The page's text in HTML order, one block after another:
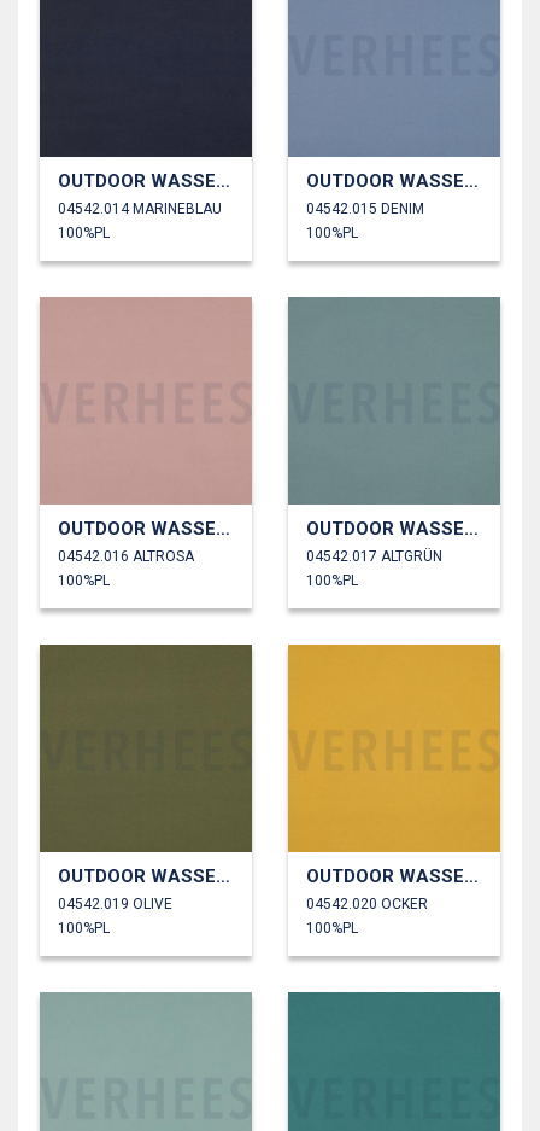
OUTDOOR WASSERDICHT
04542.014 MARINEBLAU
100%PL
OUTDOOR WASSERDICHT
04542.015 DENIM
100%PL
OUTDOOR WASSERDICHT
04542.016 ALTROSA
100%PL
OUTDOOR WASSERDICHT
04542.017 ALTGRÜN
100%PL
OUTDOOR WASSERDICHT
04542.019 OLIVE
100%PL
OUTDOOR WASSERDICHT
04542.020 OCKER
100%PL